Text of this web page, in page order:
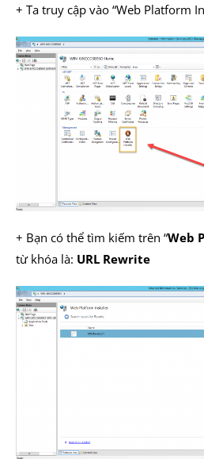
+ Ta truy cập vào “Web Platform
+ Bạn có thể tìm kiếm trên “Web
từ khóa là: URL Rewrite